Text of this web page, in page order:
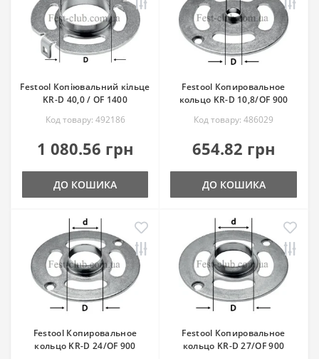
Festool Копіювальний кільце
KR-D 40,0 / OF 1400
Код товару: 492186
1 080.56 грн
ДО КОШИКА
Festool Копировальное
кольцо KR-D 10,8/OF 900
Код товару: 486029
654.82 грн
ДО КОШИКА
Festool Копировальное
кольцо KR-D 24/OF 900
Festool Копировальное
кольцо KR-D 27/OF 900